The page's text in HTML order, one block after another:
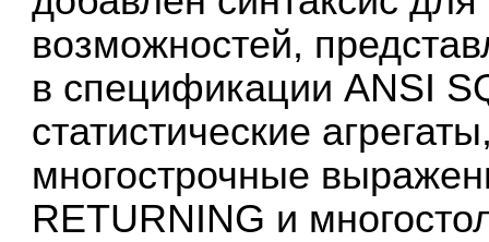
возможностей,
в спецификации ANSI
статистические
многострочные
RETURNING и